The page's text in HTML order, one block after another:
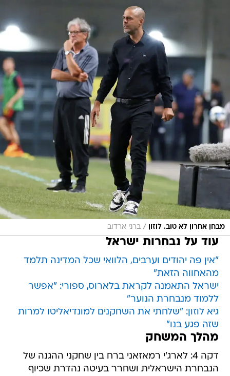
מבחן אחרון לא טוב. לוזון / ברני ארדוב
עוד על נבחרות ישראל
"אין פה יהודים וערבים, הלוואי שכל המדינה תלמד
מהאחווה הזאת"
ישראל התאמנה לקראת בלארוס, ספורי: "אפשר
ללמוד מנבחרת הנוער"
גיא לוזון: "שלחתי את השחקנים למונדיאליטו למרות
שזה פגע בנו"
מהלך המשחק
דקה 4: לארג'י רמאזאני ברח בין שחקני ההגנה של
הנבחרת הישראלית ושחרר בעיטה נהדרת שכיוף